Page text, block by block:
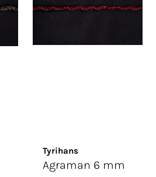
Tyrihans
Agraman 6 mm